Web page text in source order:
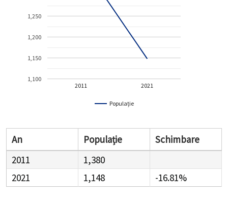
Populație
2011 2021
1,100
1,150
1,200
1,250
An Populație
Schimbare
2011
1,380
2021
1,148 -16.81%